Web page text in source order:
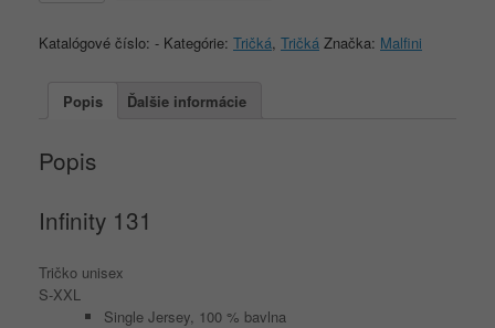
XXL
Katalógové číslo: - Kategórie: Tričká, Tričká Značka: Malfini
Popis Ďalšie informácie
Popis
Infinity 131
Tričko unisex
S-XXL
Single Jersey, 100 % bavlna